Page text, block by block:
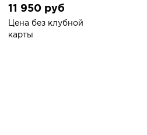
11 950 руб
Цена без клубной
карты